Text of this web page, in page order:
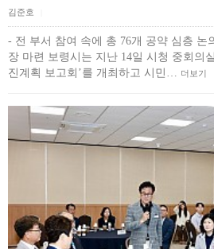
김준호
- 전 부서 참여 속에 총 76개 공약 심층 논
장 마련 보령시는 지난 14일 시청 중회의
진계획 보고회’를 개최하고 시민…
더보기